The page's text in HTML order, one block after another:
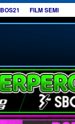
BOS21 FILM SEMI